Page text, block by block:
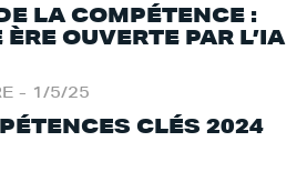
LA COMPÉTENCE :
OUVERTE PAR L’IA
- 1/5/25
CLÉS 2024